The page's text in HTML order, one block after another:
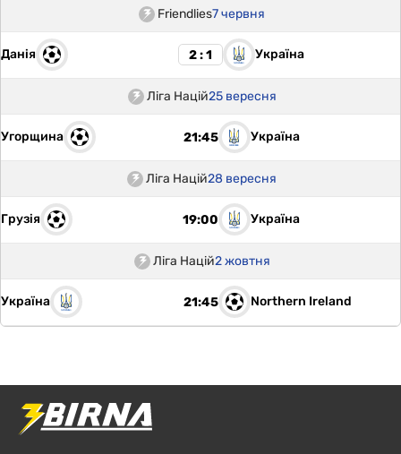
Friendlies7 червня
Данія 2 : 1 Україна
Ліга Націй25 вересня
Угорщина 21:45 Україна
Ліга Націй28 вересня
Грузія 19:00 Україна
Ліга Націй2 жовтня
Україна 21:45 Northern Ireland